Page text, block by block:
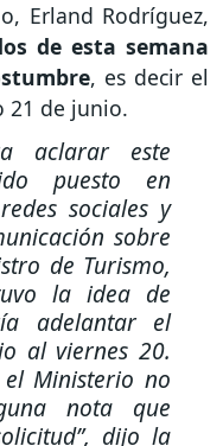
Erland Rodríguez,
de esta semana
, es decir el
21 de junio.
aclarar este
puesto en
sociales y
sobre
de Turismo,
la idea de
adelantar el
al viernes 20.
Ministerio no
nota que
, dijo la